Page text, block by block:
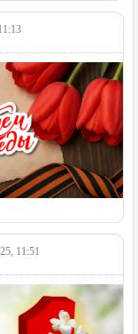
11:51